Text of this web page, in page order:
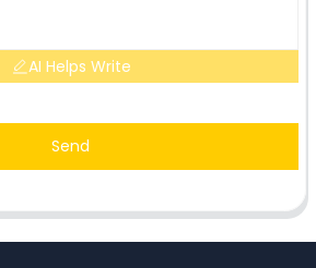
AI Helps Write
Send